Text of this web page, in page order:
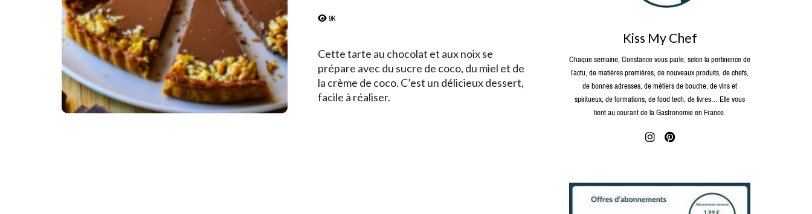
9K
Cette tarte au chocolat et aux noix se
prépare avec du sucre de coco, du miel et de
la crème de coco. C’est un délicieux dessert,
facile à réaliser.
Kiss My Chef
Chaque semaine, Constance vous parle, selon la pertinence de
l’actu, de matières premières, de nouveaux produits, de chefs,
de bonnes adresses, de métiers de bouche, de vins et
spiritueux, de formations, de food tech, de livres… Elle vous
tient au courant de la Gastronomie en France.